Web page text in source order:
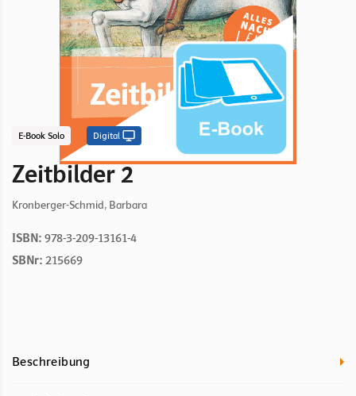
E-Book Solo Digital
Zeitbilder 2
Kronberger-Schmid, Barbara
ISBN: 978-3-209-13161-4
SBNr: 215669
Beschreibung